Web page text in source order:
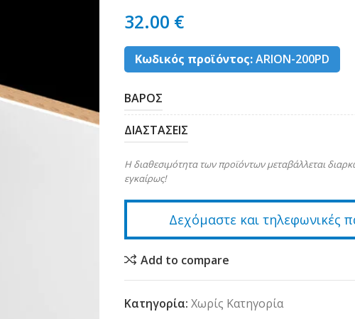
32.00 €
Κωδικός προϊόντος:ARION-200PD
ΒΑΡΟΣ
ΔΙΑΣΤΑΣΕΙΣ
Η διαθεσιμότητα των προϊόντων μεταβάλλεται
εγκαίρως!
Δεχόμαστε και τηλεφωνικές
Add to compare
Κατηγορία: Χωρίς Κατηγορία